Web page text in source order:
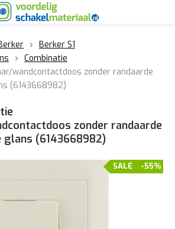
Berker S1
Combinatie
wandcontactdoos zonder randaarde
(6143668982)
zonder randaarde
glans (6143668982)
-55%
SALE